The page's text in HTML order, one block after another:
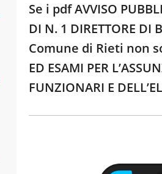
Se i pdf AVVISO
DI N. 1 DIRETTORE DI
Comune di Rieti non
ED ESAMI PER
FUNZIONARI E